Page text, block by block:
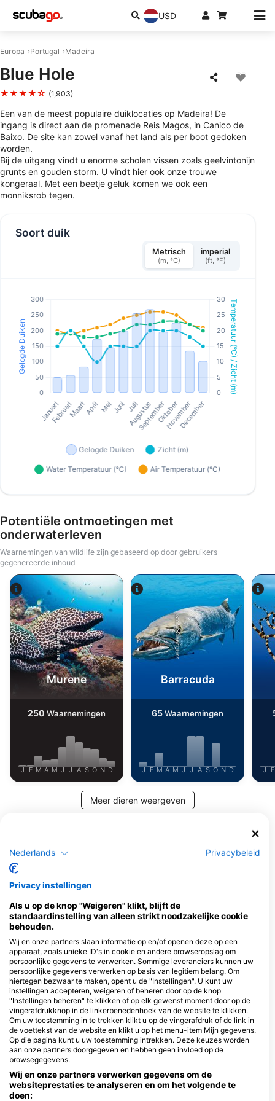
USD
Europa Portugal Madeira
Blue Hole
★★★★☆ (1,903)
Een van de meest populaire duiklocaties op Madeira! De
ingang is direct aan de promenade Reis Magos, in Canico de
Baixo. De site kan zowel vanaf het land als per boot gedoken
worden.
Bij de uitgang vindt u enorme scholen vissen zoals geelvintonijn
grunts en gouden storm. U vindt hier ook onze trouwe
kongeraal. Met een beetje geluk komen we ook een
monniksrob tegen.
Soort duik
Metrisch
(m, °C)
imperial
(ft, °F)
Potentiële ontmoetingen met
onderwaterleven
Waarnemingen van wildlife zijn gebaseerd op door gebruikers
gegenereerde inhoud
Alamy-WaterFrame
Murene
250 Waarnemingen
J F M A M J J A S O N D
iStock-Global_Pics
Barracuda
65Waarnemingen
J F M A M J J A S O N D J F
Meer dieren weergeven
verzorgen
Cipreia Dive Club Madeira
Vidamar Resort Hotel Madeira,
Estrada Monumental, 175-177,
9000-100 Funchal, PO10 - Portugal
Madeira Diving Center
Rua D. Francisco Santana, Ed.
Contrata, Bl IIII, 9125-031 CANICO
DE BAIXO, PO10 - Portugal
Atalaia Diving Center
Travessa Vista da Praia,
Hotel Royal Orchid, 9125-
039 Caniço de Baixo, PO10
- Portugal
Caminho Velho dos Reis
Magos Loja 2, 9125-151
Caniço, PO10 - Portugal
Nederlands Privacybeleid
Privacy instellingen
Als u op de knop "Weigeren" klikt, blijft de
standaardinstelling van alleen strikt noodzakelijke cookie
behouden.
Wij en onze partners slaan informatie op en/of openen deze op een
apparaat, zoals unieke ID's in cookie en andere browseropslag om
persoonlijke gegevens te verwerken. Sommige leveranciers kunnen uw
persoonlijke gegevens verwerken op basis van legitiem belang. Om
hiertegen bezwaar te maken, opent u de "Instellingen". U kunt uw
instellingen accepteren, weigeren of beheren door op de knop
"Instellingen beheren" te klikken of op elk gewenst moment door op de
vingerafdrukknop in de linkerbenedenhoek van de website te klikken.
Om uw toestemming in te trekken klikt u op de vingerafdruk of de link in
de voettekst van de website en klikt u op het menu-item Mijn gegevens.
Op die pagina kunt u uw toestemming intrekken. Deze keuzes worden
aan onze partners doorgegeven en hebben geen invloed op de
browsegegevens.
Wij en onze partners verwerken gegevens om de
websiteprestaties te analyseren en om het volgende te
doen: